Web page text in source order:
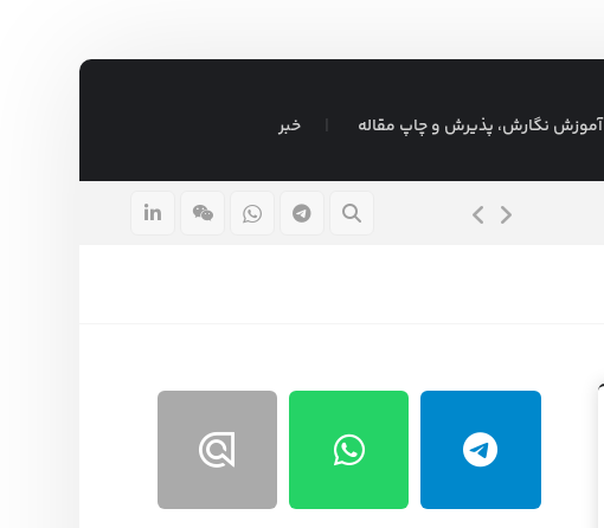
آموزش نگارش، پذیرش و چاپ مقاله خبر
قیمت پایان نامه ارشد ۱۴۰۵ ۱۵ مرداد ۱۴۰۵